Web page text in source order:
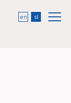
en sl